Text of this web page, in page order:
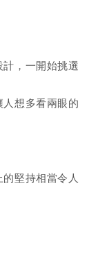
，一開始挑選
想多看兩眼的
堅持相當令人